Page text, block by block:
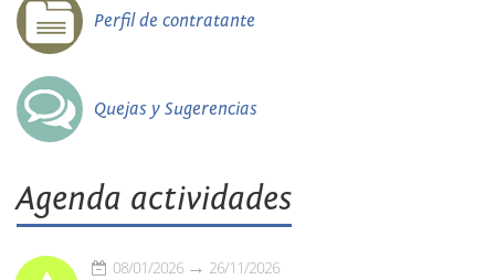
Perfil de contratante
Quejas y Sugerencias
Agenda actividades
08/01/2026 26/11/2026